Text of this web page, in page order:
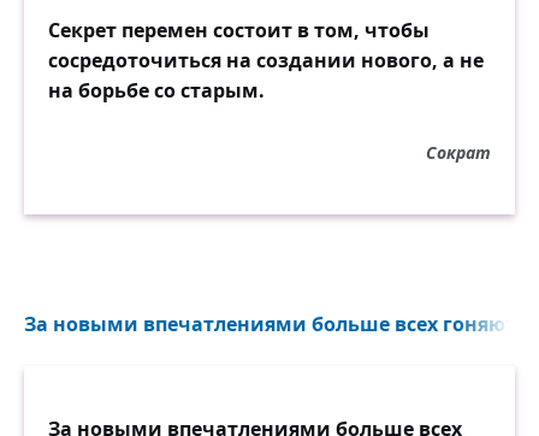
Секрет перемен состоит в том, чтобы
сосредоточиться на создании нового, а не
на борьбе со старым.
Сократ
За новыми впечатлениями больше всех гоняются
За новыми впечатлениями больше всех